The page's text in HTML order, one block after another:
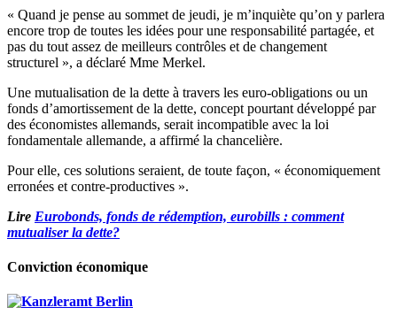
« Quand je pense au sommet de jeudi, je m’inquiète qu’on y parlera
encore trop de toutes les idées pour une responsabilité partagée, et
pas du tout assez de meilleurs contrôles et de changement
structurel », a déclaré Mme Merkel.
Une mutualisation de la dette à travers les euro-obligations ou un
fonds d’amortissement de la dette, concept pourtant développé par
des économistes allemands, serait incompatible avec la loi
fondamentale allemande, a affirmé la chancelière.
Pour elle, ces solutions seraient, de toute façon, « économiquement
erronées et contre-productives ».
Lire Eurobonds, fonds de rédemption, eurobills : comment
mutualiser la dette?
Conviction économique